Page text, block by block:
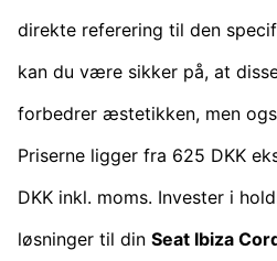
direkte referering til den
kan du være sikker på, at
forbedrer æstetikken, men
Priserne ligger fra 625 DKK
DKK inkl. moms. Invester i
løsninger til din Seat Ibiza